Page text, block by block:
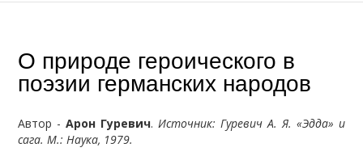
Фан-арт
О природе героического в
поэзии германских народов
Автор -Арон Гуревич.Источник: Гуревич А. Я. «Эдда» и
сага. М.: Наука, 1979.